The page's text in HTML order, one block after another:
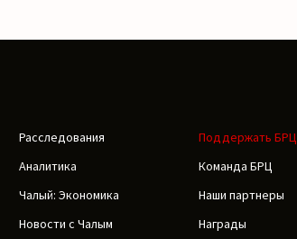
Расследования
Аналитика
Чалый: Экономика
Новости с Чалым
Поддержать БРЦ
Команда БРЦ
Наши партнеры
Награды